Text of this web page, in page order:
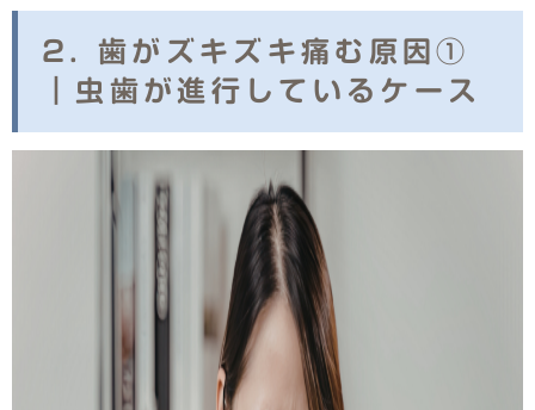
2. 歯がズキズキ痛む原因①
｜虫歯が進行しているケース